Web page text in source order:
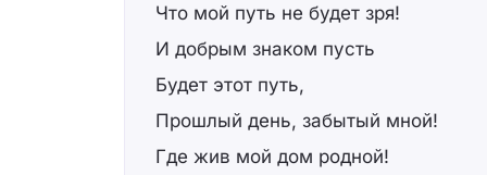
Что мой путь не будет зря!
И добрым знаком пусть
Будет этот путь,
Прошлый день, забытый мной!
Где жив мой дом родной!